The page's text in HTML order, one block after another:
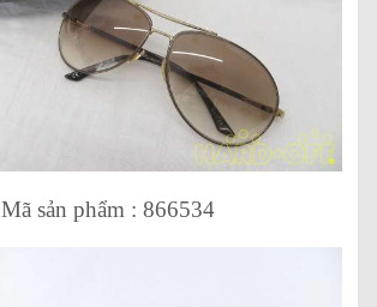
Mã sản phẩm : 866534